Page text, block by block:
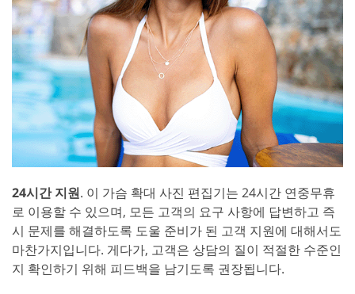
24시간 지원. 이 가슴 확대 사진 편집기는 24시간 연중무휴
로 이용할 수 있으며, 모든 고객의 요구 사항에 답변하고 즉
시 문제를 해결하도록 도울 준비가 된 고객 지원에 대해서도
마찬가지입니다. 게다가, 고객은 상담의 질이 적절한 수준인
지 확인하기 위해 피드백을 남기도록 권장됩니다.